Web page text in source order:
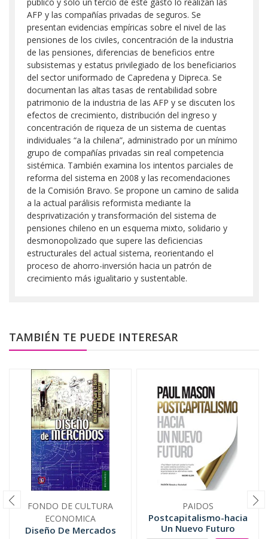
AFP y las compañías privadas de seguros. Se
presentan evidencias empíricas sobre el nivel de las
pensiones de los civiles, concentración de la industria
de las pensiones, diferencias de beneficios entre
subsistemas y estatus privilegiado de los beneficiarios
del sector uniformado de Capredena y Dipreca. Se
documentan las altas tasas de rentabilidad sobre
patrimonio de la industria de las AFP y se discuten los
efectos de crecimiento, distribución del ingreso y
concentración de riqueza de un sistema de cuentas
individuales “a la chilena”, administrado por un mínimo
grupo de compañías privadas sin real competencia
sistémica. También examina los intentos parciales de
reforma del sistema en 2008 y las recomendaciones
de la Comisión Bravo. Se propone un camino de salida
a la actual parálisis reformista mediante la
desprivatización y transformación del sistema de
pensiones chileno en un esquema mixto, solidario y
desmonopolizado que supere las deficiencias
estructurales del actual sistema, reorientando el
proceso de ahorro-inversión hacia un patrón de
crecimiento más igualitario y sustentable.
TAMBIÉN TE PUEDE INTERESAR
FONDO DE CULTURA
ECONOMICA
Diseño De Mercados
PAIDOS
Postcapitalismo-hacia
Un Nuevo Futuro